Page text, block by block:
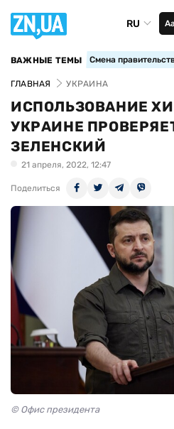
RU
ВАЖНЫЕ ТЕМЫ Смена
ГЛАВНАЯ УКРАИНА
ИСПОЛЬЗОВАНИЕ
УКРАИНЕ
ЗЕЛЕНСКИЙ
21 апреля, 2022, 12:47
Поделиться
© Офис президента